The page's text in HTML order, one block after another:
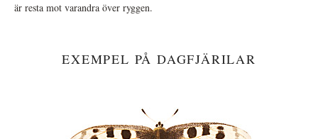
är resta mot varandra över ryggen.
EXEMPEL PÅ DAGFJÄRILAR